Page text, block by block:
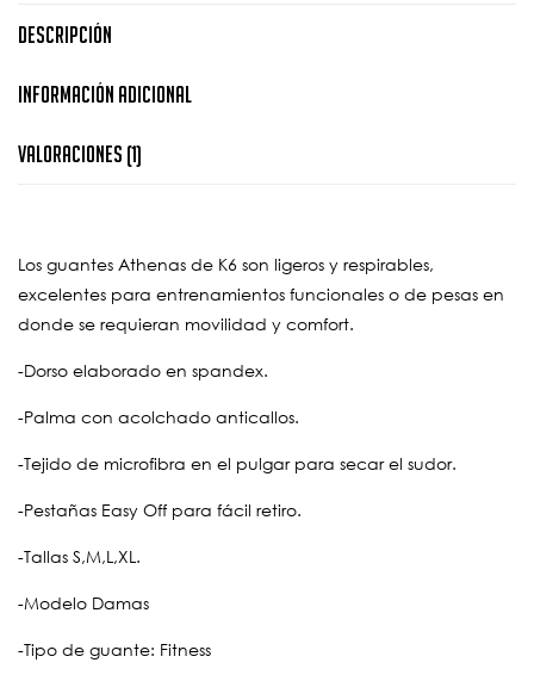
Descripción
Información Adicional
Valoraciones (1)
Los guantes Athenas de K6 son ligeros y respirables,
excelentes para entrenamientos funcionales o de pesas en
donde se requieran movilidad y comfort.
-Dorso elaborado en spandex.
-Palma con acolchado anticallos.
-Tejido de microfibra en el pulgar para secar el sudor.
-Pestañas Easy Off para fácil retiro.
-Tallas S,M,L,XL.
-Modelo Damas
-Tipo de guante: Fitness